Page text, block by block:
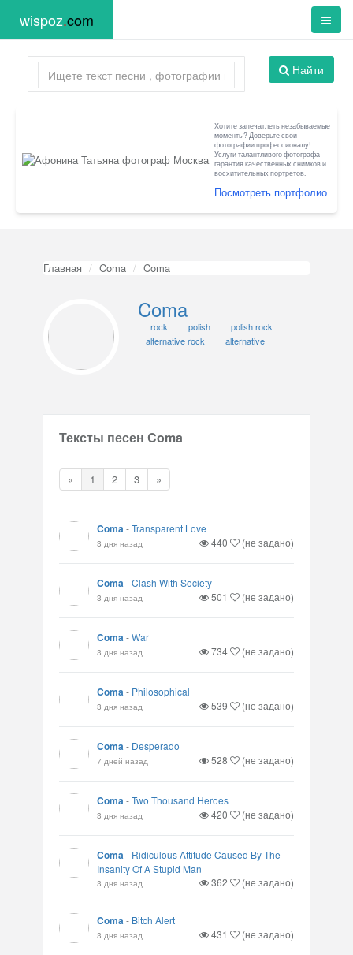
wispoz.com
Найти
Хотите запечатлеть незабываемые
моменты? Доверьте свои
фотографии профессионалу!
Услуги талантливого фотографа -
гарантия качественных снимков и
восхитительных портретов.
Посмотреть портфолио
Главная Coma Coma
Coma
rock polish
polish rock
alternative rock
alternative
Тексты песен Coma
« 1 2 3 »
Coma-Transparent Love
3 дня назад 440 (не задано)
Coma-Clash With Society
3 дня назад 501 (не задано)
Coma-War
3 дня назад 734 (не задано)
Coma- Philosophical
3 дня назад 539 (не задано)
Coma- Desperado
7 дней назад 528 (не задано)
Coma-Two Thousand Heroes
3 дня назад 420 (не задано)
Coma- Ridiculous Attitude Caused By The
Insanity Of A Stupid Man
3 дня назад 362 (не задано)
Coma- Bitch Alert
3 дня назад 431 (не задано)